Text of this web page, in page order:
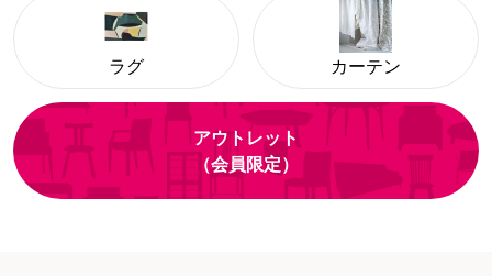
ラグ カーテン
アウトレット
（会員限定）